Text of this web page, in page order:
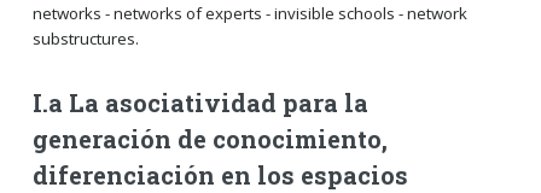
networks - networks of experts - invisible schools - network
substructures.
I.a La asociatividad para la
generación de conocimiento,
diferenciación en los espacios